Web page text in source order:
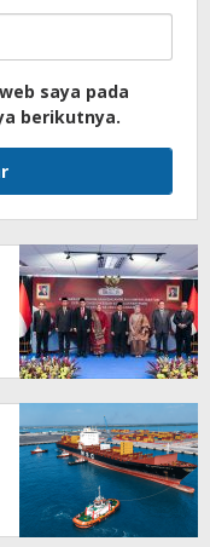
saya pada
berikutnya.